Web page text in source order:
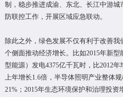
制，稳步推进成渝、东北、长江中游城
防联控工作，开展区域应急联动。
除此之外，绿色发展不仅有利于改善
个侧面推动经济增长。比如2015年新
型能源）发电4375亿千瓦时，比2012
上年增长1.6倍，半导体照明产业整体
21%；2015年生态环境保护和治理投资